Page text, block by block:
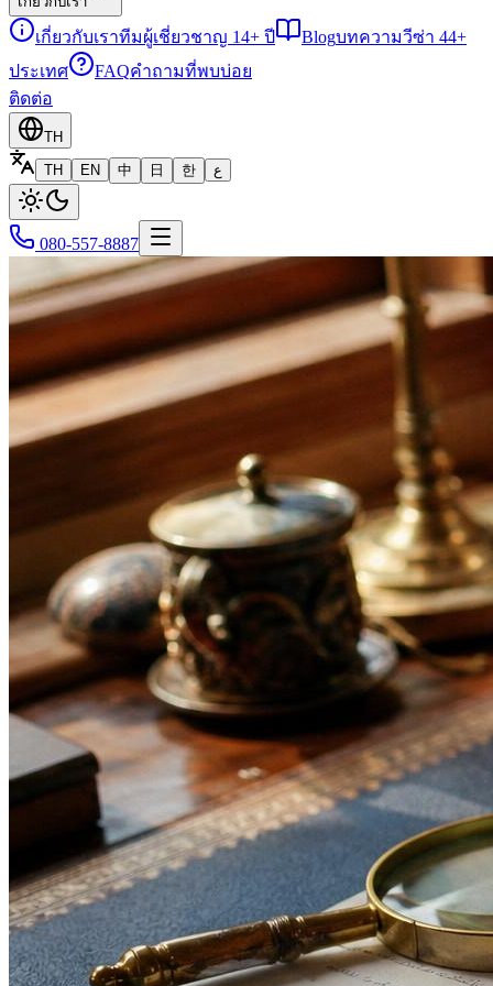
เกี่ยวกับเราทีมผู้เชี่ยวชาญ 14+ ปี Blogบทความวีซ่า 44+
ประเทศ
FAQคำถามที่พบบ่อย
ติดต่อ
TH
TH
EN 中 日 한 ع
080-557-8887